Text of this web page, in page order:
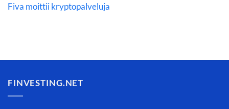
Fiva moittii kryptopalveluja
FINVESTING.NET